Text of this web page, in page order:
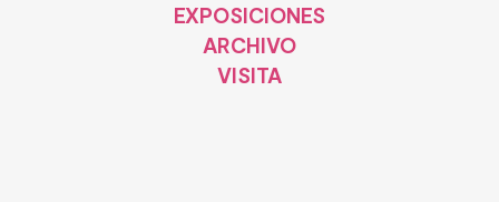
EXPOSICIONES
ARCHIVO
VISITA